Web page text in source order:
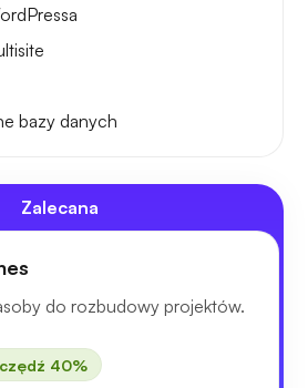
bazy danych
Zalecana
do rozbudowy projektów.
40%